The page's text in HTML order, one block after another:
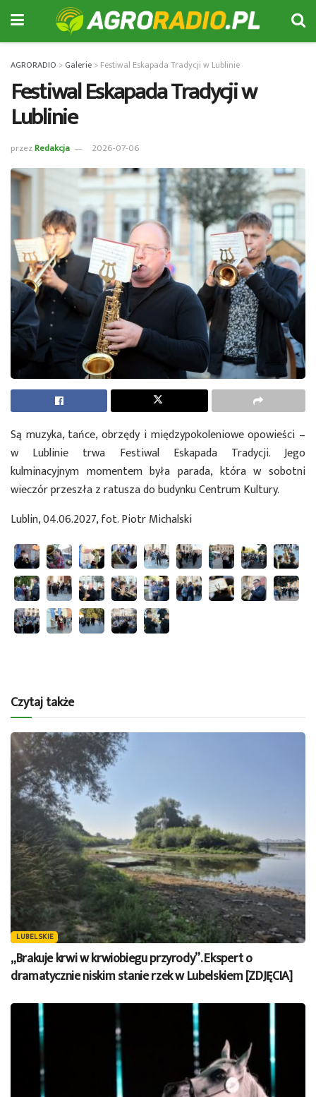
AGRORADIO > Galerie > Festiwal Eskapada Tradycji w Lublinie
Festiwal Eskapada Tradycji w
Lublinie
przezRedakcja 2026-07-06
Są muzyka, tańce, obrzędy i międzypokoleniowe opowieści –
w Lublinie trwa Festiwal Eskapada Tradycji. Jego
kulminacyjnym momentem była parada, która w sobotni
wieczór przeszła z ratusza do budynku Centrum Kultury.
Lublin, 04.06.2027, fot. Piotr Michalski
Czytaj także
LUBELSKIE
„Brakuje krwi w krwiobiegu przyrody”. Ekspert o
dramatycznie niskim stanie rzek w Lubelskiem [ZDJĘCIA]